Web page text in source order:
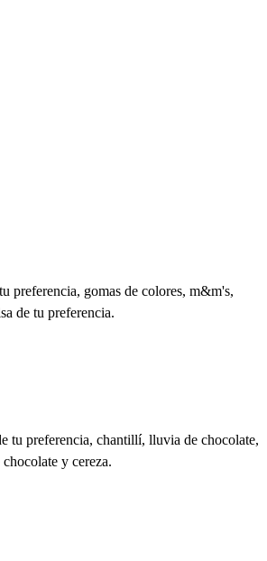
preferencia, gomas de colores, m&m's,
de tu preferencia.
tu preferencia, chantillí, lluvia de chocolate,
y cereza.